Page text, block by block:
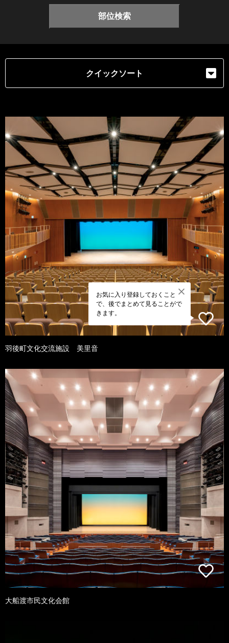
部位検索
クイックソート
お気に入り登録しておくこと
で、後でまとめて見ることがで
きます。
羽後町文化交流施設 美里音
大船渡市民文化会館